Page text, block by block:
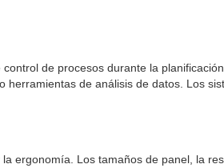
de procesos durante la
de análisis de datos. Los
ergonomía. Los tamaños de panel, la